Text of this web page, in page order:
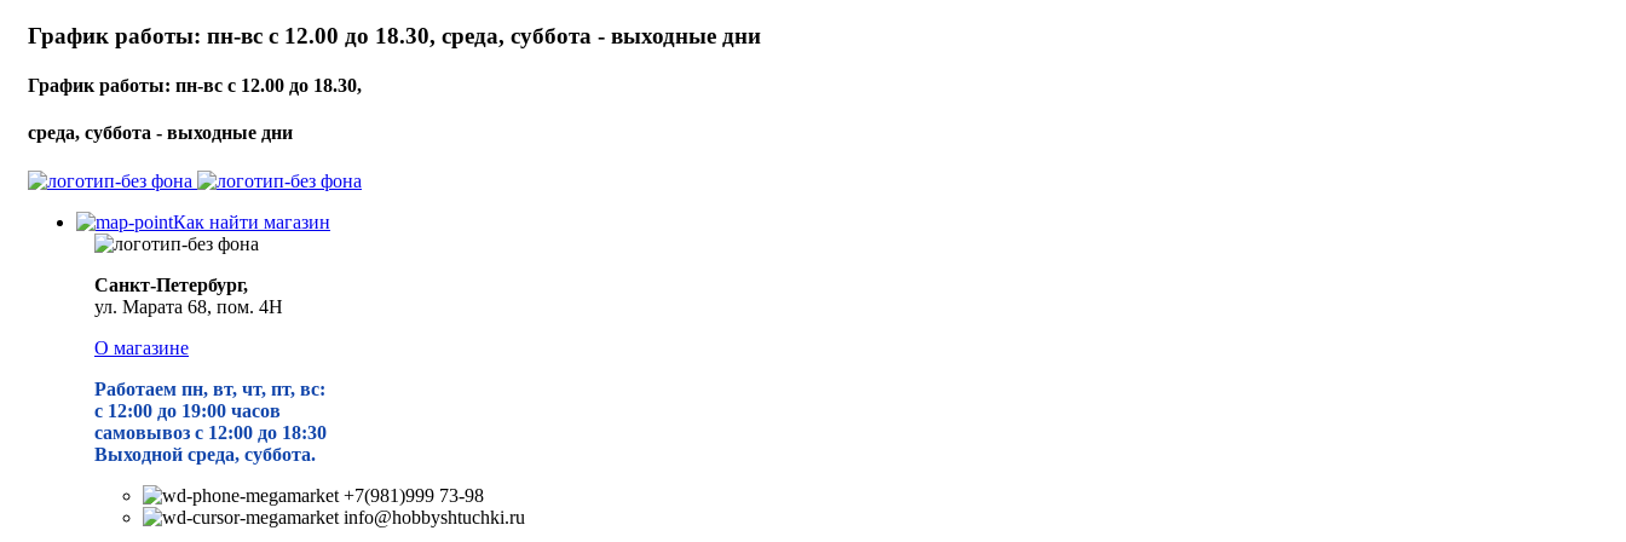
График работы: пн-вс с 12.00 до 18.30, среда, суббота - выходные дни
График работы: пн-вс с 12.00 до 18.30,
среда, суббота - выходные дни
Как найти магазин
Санкт-Петербург,
ул. Марата 68, пом. 4Н
О магазине
Работаем пн, вт, чт, пт, вс:
с 12:00 до 19:00 часов
самовывоз с 12:00 до 18:30
Выходной среда, суббота.
+7(981)999 73-98
info@hobbyshtuchki.ru